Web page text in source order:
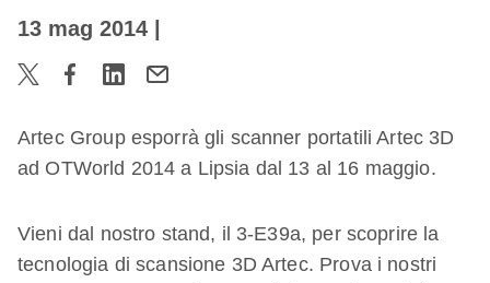
13 mag 2014
Artec Group esporrà gli scanner portatili Artec 3D
ad OTWorld 2014 a Lipsia dal 13 al 16 maggio.
Vieni dal nostro stand, il 3-E39a, per scoprire la
tecnologia di scansione 3D Artec. Prova i nostri